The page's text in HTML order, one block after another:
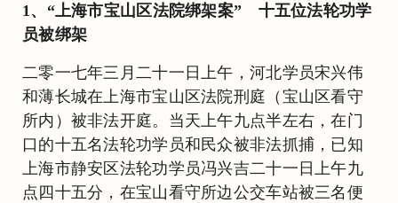
1、“上海市宝山区法院绑架案” 十五位法轮功学
员被绑架
二零一七年三月二十一日上午，河北学员宋兴伟
和薄长城在上海市宝山区法院刑庭（宝山区看守
所内）被非法开庭。当天上午九点半左右，在门
口的十五名法轮功学员和民众被非法抓捕，已知
上海市静安区法轮功学员冯兴吉二十一日上午九
点四十五分，在宝山看守所边公交车站被三名便